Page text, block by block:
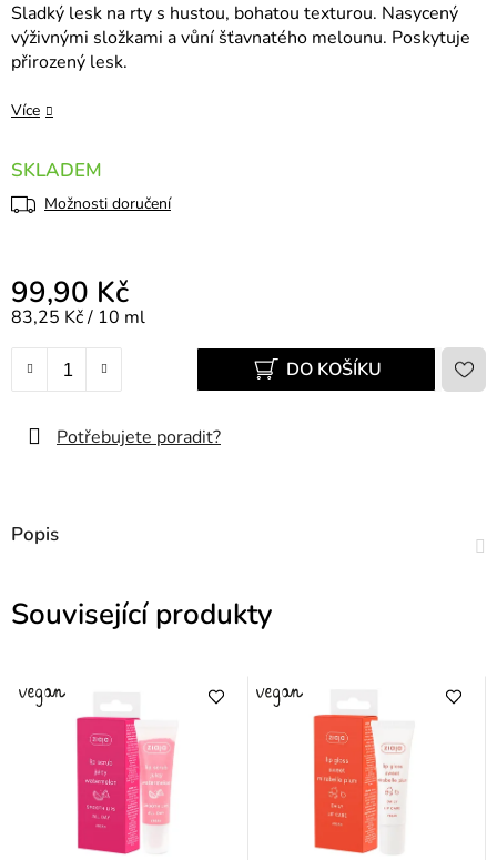
Sladký lesk na rty s hustou, bohatou texturou. Nasycený
výživnými složkami a vůní šťavnatého melounu. Poskytuje
přirozený lesk.
Více
SKLADEM
Možnosti doručení
99,90 Kč
Měrná cena:
83,25 Kč / 10 ml
DO KOŠÍKU
Potřebujete poradit?
Popis
Související produkty